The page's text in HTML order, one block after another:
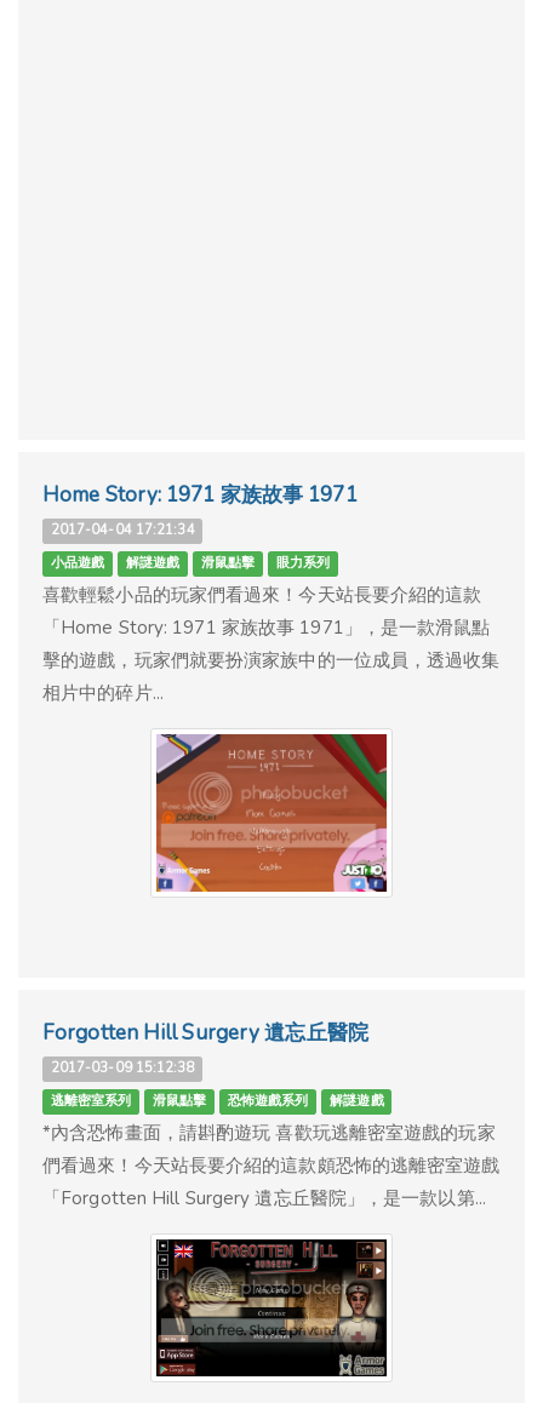
Home Story: 1971 家族故事 1971
2017-04-04 17:21:34
小品遊戲
解謎遊戲 滑鼠點擊 眼力系列
喜歡輕鬆小品的玩家們看過來！今天站長要介紹的這款
「Home Story: 1971 家族故事 1971」，是一款滑鼠點
擊的遊戲，玩家們就要扮演家族中的一位成員，透過收集
相片中的碎片...
Forgotten Hill Surgery 遺忘丘醫院
2017-03-09 15:12:38
逃離密室系列
滑鼠點擊 恐怖遊戲系列 解謎遊戲
*內含恐怖畫面，請斟酌遊玩 喜歡玩逃離密室遊戲的玩家
們看過來！今天站長要介紹的這款頗恐怖的逃離密室遊戲
「Forgotten Hill Surgery 遺忘丘醫院」，是一款以第...